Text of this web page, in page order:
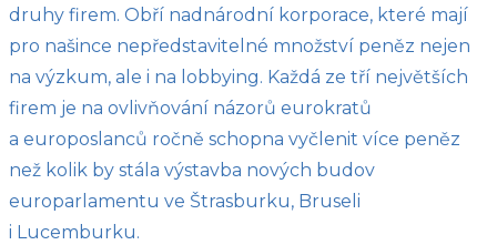
druhy firem. Obří nadnárodní korporace, které mají
pro našince nepředstavitelné množství peněz nejen
na výzkum, ale i na lobbying. Každá ze tří největších
firem je na ovlivňování názorů eurokratů
a europoslanců ročně schopna vyčlenit více peněz
než kolik by stála výstavba nových budov
europarlamentu ve Štrasburku, Bruseli
i Lucemburku.